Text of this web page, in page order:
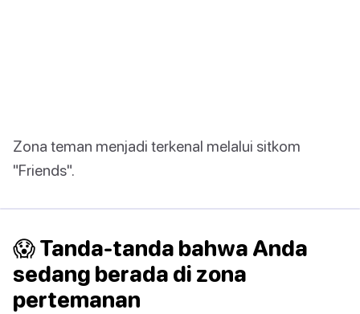
Zona teman menjadi terkenal melalui sitkom
"Friends".
😱 Tanda-tanda bahwa Anda
sedang berada di zona
pertemanan